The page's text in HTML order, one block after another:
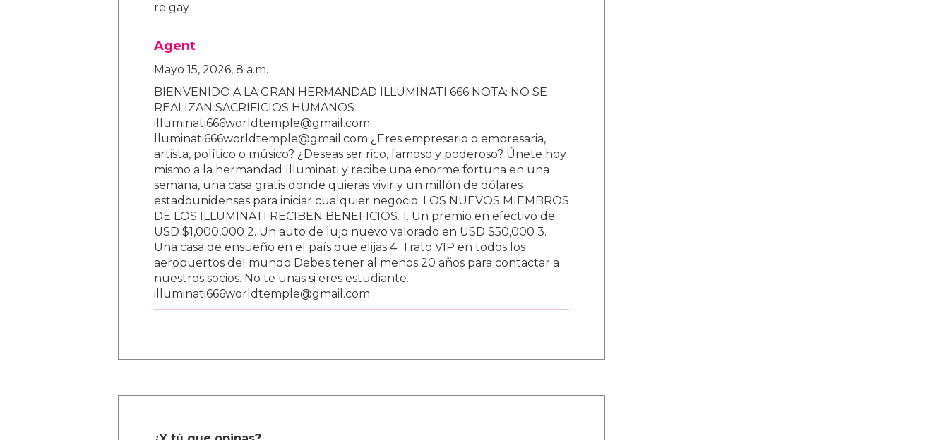
re gay
Agent
Mayo 15, 2026, 8 a.m.
BIENVENIDO A LA GRAN HERMANDAD ILLUMINATI 666 NOTA: NO SE
REALIZAN SACRIFICIOS HUMANOS
illuminati666worldtemple@gmail.com
lluminati666worldtemple@gmail.com ¿Eres empresario o empresaria,
artista, político o músico? ¿Deseas ser rico, famoso y poderoso? Únete hoy
mismo a la hermandad Illuminati y recibe una enorme fortuna en una
semana, una casa gratis donde quieras vivir y un millón de dólares
estadounidenses para iniciar cualquier negocio. LOS NUEVOS MIEMBROS
DE LOS ILLUMINATI RECIBEN BENEFICIOS. 1. Un premio en efectivo de
USD $1,000,000 2. Un auto de lujo nuevo valorado en USD $50,000 3.
Una casa de ensueño en el país que elijas 4. Trato VIP en todos los
aeropuertos del mundo Debes tener al menos 20 años para contactar a
nuestros socios. No te unas si eres estudiante.
illuminati666worldtemple@gmail.com